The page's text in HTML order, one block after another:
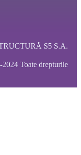
S5 S.A.
Toate drepturile